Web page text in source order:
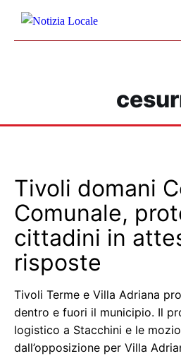
Tivoli domani
Comunale,
cittadini in
risposte
Tivoli Terme e Villa Adriana
dentro e fuori il municipio. Il
logistico a Stacchini e le
dall’opposizione per Villa